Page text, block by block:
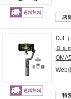
DJI（
Ｏｓ
Web